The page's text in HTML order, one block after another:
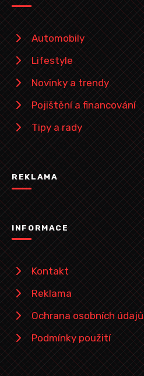
Automobily
Lifestyle
Novinky a trendy
Pojištění a financování
Tipy a rady
REKLAMA
INFORMACE
Kontakt
Reklama
Ochrana osobních údajů
Podmínky použití